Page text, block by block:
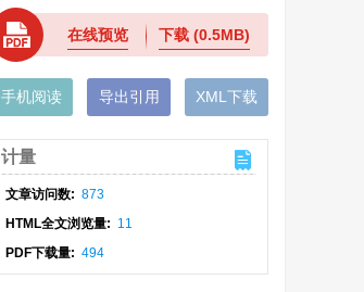
在线预览 下载(0.5MB)
手机阅读 导出引用 XML下载
计量
文章访问数: 873
HTML全文浏览量: 11
PDF下载量: 494